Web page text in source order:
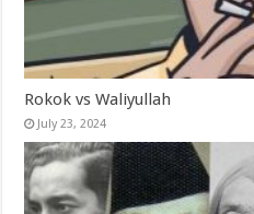
Rokok vs Waliyullah
July 23, 2024